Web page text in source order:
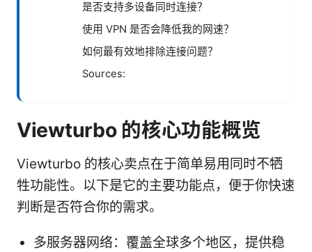
是否支持多设备同时连接？
使用 VPN 是否会降低我的网速？
如何最有效地排除连接问题？
Sources:
Viewturbo 的核心功能概览
Viewturbo 的核心卖点在于简单易用同时不牺
牲功能性。以下是它的主要功能点，便于你快速
判断是否符合你的需求。
多服务器网络：覆盖全球多个地区，提供稳